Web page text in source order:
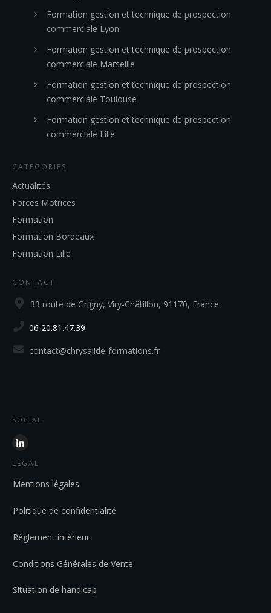
Formation gestion et technique de prospection
commerciale Lyon
Formation gestion et technique de prospection
commerciale Marseille
Formation gestion et technique de prospection
commerciale Toulouse
Formation gestion et technique de prospection
commerciale Lille
CATEGORIES
Actualités
Forces Motrices
Formation
Formation Bordeaux
Formation Lille
CONTACT
33 route de Grigny, Viry-Châtillon, 91170, France
06 20.81.47.39
contact@chrysalide-formations.fr
SOCIAL
LÉGAL
Mentions légales
Politique de confidentialité
Règlement intérieur
Conditions Générales de Vente
Situation de handicap